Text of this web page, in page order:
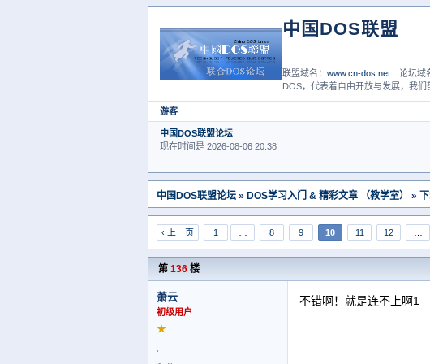
中国DOS联盟
联盟域名：www.cn-dos.net 论坛域
DOS，代表着自由开放与发展，我
游客
中国DOS联盟论坛
现在时间是 2026-08-06 20:38
中国DOS联盟论坛 » DOS学习入门 & 精彩文章 （教学室） »
‹ 上一页 1 8 9 10 11 12
第 136 楼
萧云
初级用户
★
不错啊！就是连不上啊1